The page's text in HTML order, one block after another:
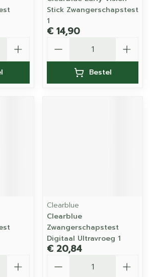
Stick Zwangerschapstest
1
€ 14,90
Bestel
Clearblue
Clearblue
Zwangerschapstest
Digitaal Ultravroeg 1
€ 20,84